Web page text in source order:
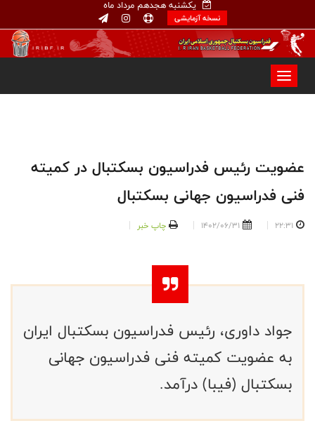
یکشنبه هجدهم مرداد ماه
نسخه آزمایشی
عضویت رئیس فدراسیون بسکتبال در کمیته
فنی فدراسیون جهانی بسکتبال
22:31
1402/06/31 چاپ خبر
جواد داوری، رئیس فدراسیون بسکتبال ایران
به عضویت کمیته فنی فدراسیون جهانی
بسکتبال (فیبا) درآمد.